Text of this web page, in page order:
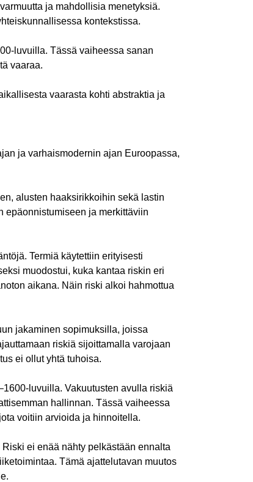
ja mahdollisia menetyksiä.
kontekstissa.
luvuilla. Tässä vaiheessa sanan
vaaraa.
vaarasta kohti abstraktia ja
ja varhaismodernin ajan Euroopassa,
alusten haaksirikkoihin sekä lastin
epäonnistumiseen ja merkittäviin
Termiä käytettiin erityisesti
muodostui, kuka kantaa riskin eri
aikana. Näin riski alkoi hahmottua
jakaminen sopimuksilla, joissa
riskiä sijoittamalla varojaan
ei ollut yhtä tuhoisa.
luvuilla. Vakuutusten avulla riskiä
hallinnan. Tässä vaiheessa
voitiin arvioida ja hinnoitella.
ei enää nähty pelkästään ennalta
Tämä ajattelutavan muutos